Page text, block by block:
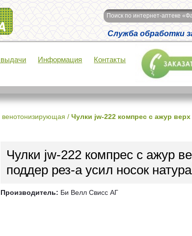
Поиск по интернет-аптеке
Служба обработки
Информация Контакты
/ Чулки jw-222 компрес с ажур
Чулки jw-222 компрес с ажур
поддер рез-а усил носок
Производитель: Би Велл Свисс АГ